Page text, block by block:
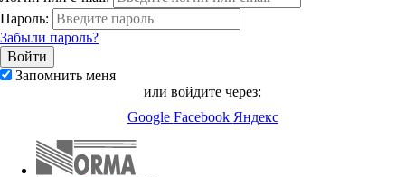
Пароль:
Забыли пароль?
Запомнить меня
или войдите через:
Google Facebook Яндекс